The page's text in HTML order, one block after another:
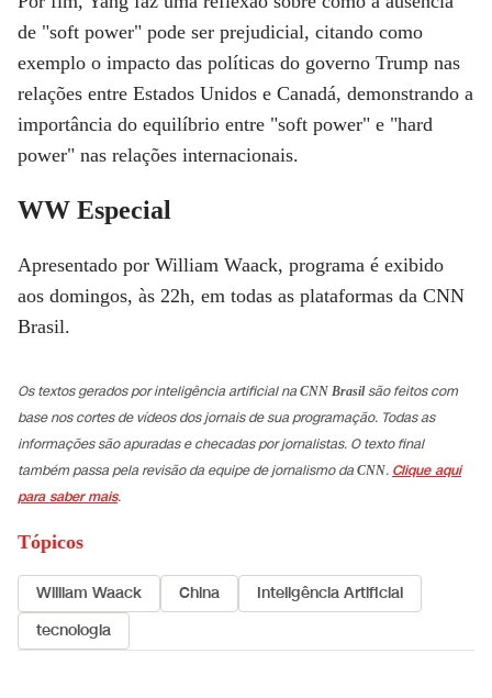
de "soft power" pode ser prejudicial, citando como
exemplo o impacto das políticas do governo Trump nas
relações entre Estados Unidos e Canadá, demonstrando a
importância do equilíbrio entre "soft power" e "hard
power" nas relações internacionais.
WW Especial
Apresentado por William Waack, programa é exibido
aos domingos, às 22h, em todas as plataformas da CNN
Brasil.
Os textos gerados por inteligência artificial na CNN Brasilsão feitos com
base nos cortes de vídeos dos jornais de sua programação. Todas as
informações são apuradas e checadas por jornalistas. O texto final
também passa pela revisão da equipe de jornalismo da CNN. Clique aqui
para saber mais.
Tópicos
William Waack China
Inteligência Artificial
tecnologia